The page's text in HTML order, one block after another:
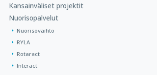
Kansainväliset projektit
Nuorisopalvelut
Nuorisovaihto
RYLA
Rotaract
Interact